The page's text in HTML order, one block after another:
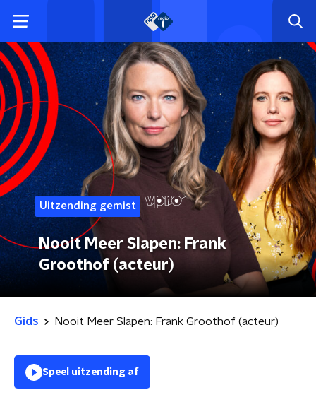
Uitzending gemist
Nooit Meer Slapen: Frank
Groothof (acteur)
Gids Nooit Meer Slapen: Frank Groothof (acteur)
Speel uitzending af